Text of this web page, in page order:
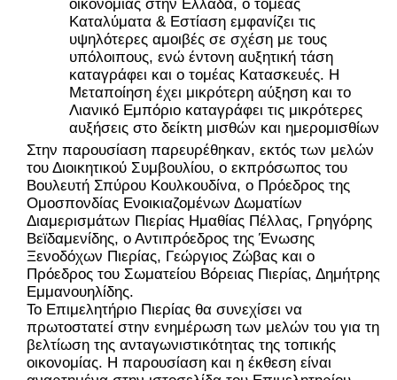
οικονομίας στην Ελλάδα, ο τομέας
Καταλύματα & Εστίαση εμφανίζει τις
υψηλότερες αμοιβές σε σχέση με τους
υπόλοιπους, ενώ έντονη αυξητική τάση
καταγράφει και ο τομέας Κατασκευές. Η
Μεταποίηση έχει μικρότερη αύξηση και το
Λιανικό Εμπόριο καταγράφει τις μικρότερες
αυξήσεις στο δείκτη μισθών και ημερομισθίων.
Στην παρουσίαση παρευρέθηκαν, εκτός των μελών
του Διοικητικού Συμβουλίου, ο εκπρόσωπος του
Βουλευτή Σπύρου Κουλκουδίνα, ο Πρόεδρος της
Ομοσπονδίας Ενοικιαζομένων Δωματίων
Διαμερισμάτων Πιερίας Ημαθίας Πέλλας, Γρηγόρης
Βεϊδαμενίδης, ο Αντιπρόεδρος της Ένωσης
Ξενοδόχων Πιερίας, Γεώργιος Ζώβας και ο
Πρόεδρος του Σωματείου Βόρειας Πιερίας, Δημήτρης
Εμμανουηλίδης.
Το Επιμελητήριο Πιερίας θα συνεχίσει να
πρωτοστατεί στην ενημέρωση των μελών του για τη
βελτίωση της ανταγωνιστικότητας της τοπικής
οικονομίας. Η παρουσίαση και η έκθεση είναι